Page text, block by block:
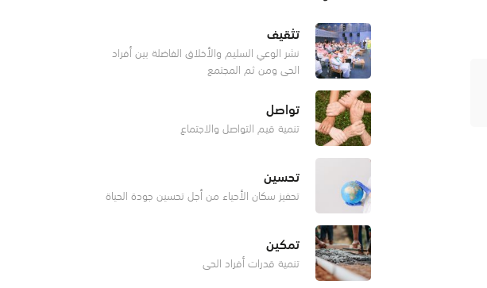
تثقيف
نشر الوعي السليم والأخلاق الفاضلة بين أفراد
الحي ومن ثم المجتمع
تواصل
تنمية قيم التواصل والاجتماع
تحسين
تحفيز سكان الأحياء من أجل تحسين جودة الحياة
تمكين
تنمية قدرات أفراد الحي